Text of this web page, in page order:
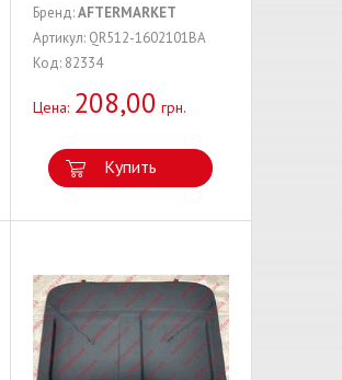
Бренд:AFTERMARKET
Артикул: QR512-1602101BA
Код: 82334
Цена: 208,00 грн.
Купить